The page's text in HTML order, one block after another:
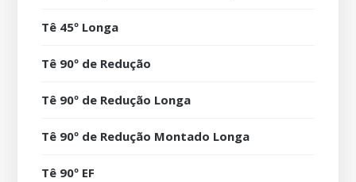
Tê 45º Longa
Tê 90º de Redução
Tê 90º de Redução Longa
Tê 90º de Redução Montado Longa
Tê 90º EF